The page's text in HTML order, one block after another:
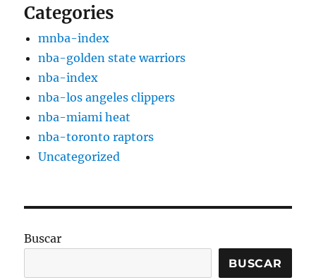
Categories
mnba-index
nba-golden state warriors
nba-index
nba-los angeles clippers
nba-miami heat
nba-toronto raptors
Uncategorized
Buscar
BUSCAR